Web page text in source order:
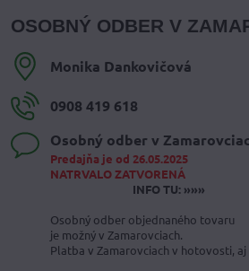
OSOBNÝ ODBER V
Monika Dankovičová
0908 419 618
Osobný odber v
Predajňa je od 26.05.2025
NATRVALO ZATVORENÁ
INFO TU: »»»
Osobný odber objednaného tovaru
je možný v Zamarovciach.
Platba v Zamarovciach v hotovosti,